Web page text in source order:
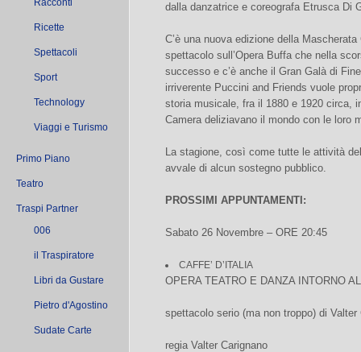
Racconti
Ricette
Spettacoli
Sport
Technology
Viaggi e Turismo
Primo Piano
Teatro
Traspi Partner
006
il Traspiratore
Libri da Gustare
Pietro d'Agostino
Sudate Carte
dalla danzatrice e coreografa Etrusca Di
C’è una nuova edizione della
spettacolo sull’Opera Buffa che nella
successo e c’è anche il Gran Galà di
irriverente Puccini and Friends vuole
storia musicale, fra il 1880 e 1920 circa,
Camera deliziavano il mondo con le loro
La stagione, così come tutte le attività
avvale di alcun sostegno pubblico.
PROSSIMI APPUNTAMENTI:
Sabato 26 Novembre – ORE 20:45
CAFFE’ D’ITALIA
OPERA TEATRO E DANZA INTORNO
spettacolo serio (ma non troppo) di
regia Valter Carignano